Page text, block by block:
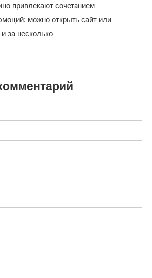
привлекают сочетанием
можно открыть сайт или
за несколько